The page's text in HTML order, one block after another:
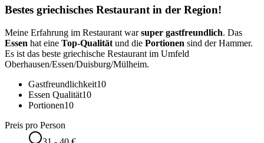
Bestes griechisches Restaurant in der Region!
Meine Erfahrung im Restaurant warsuper gastfreundlich. Das
Essen hat eine Top-Qualität und die Portionen sind der Hammer.
Es ist das beste griechische Restaurant im Umfeld
Oberhausen/Essen/Duisburg/Mülheim.
Gastfreundlichkeit10
Essen Qualität10
Portionen10
Preis pro Person